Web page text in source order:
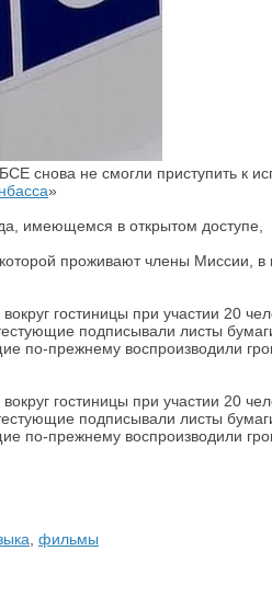
снова не смогли приступить к
»
имеющемся в открытом доступе,
проживают члены Миссии, в
гостиницы при участии 20
подписывали листы
прежнему воспроизводили
гостиницы при участии 20
подписывали листы
прежнему воспроизводили
фильмы